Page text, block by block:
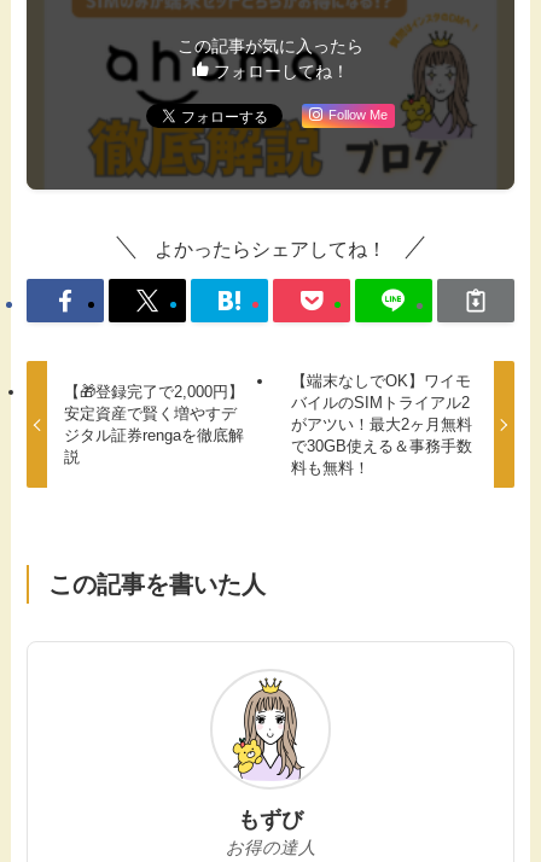
この記事が気に入ったら
フォローしてね！
Follow Me
よかったらシェアしてね！
【🎁登録完了で2,000円】
安定資産で賢く増やすデ
ジタル証券rengaを徹底解
説
【端末なしでOK】ワイモ
バイルのSIMトライアル2
がアツい！最大2ヶ月無料
で30GB使える＆事務手数
料も無料！
この記事を書いた人
もずび
お得の達人